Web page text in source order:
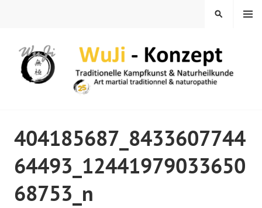
MENU
SEARCH
404185687_8433607744
64493_12441979033650
68753_n